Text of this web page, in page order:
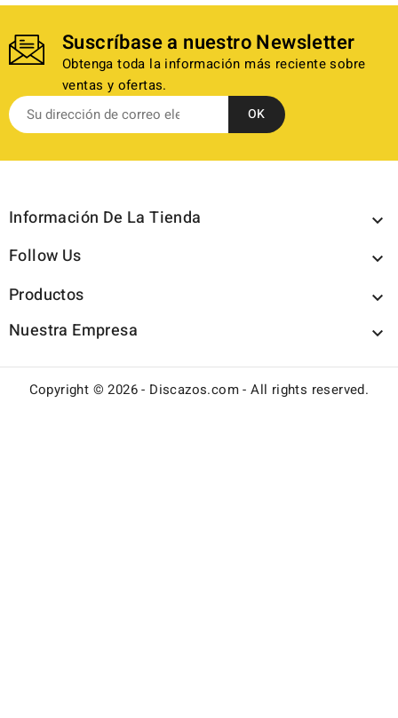
Suscríbase a nuestro Newsletter
Obtenga toda la información más reciente sobre
ventas y ofertas.
Información De La Tienda 
Follow Us 
Productos 
Nuestra Empresa 
Copyright © 2026 - Discazos.com - All rights reserved.